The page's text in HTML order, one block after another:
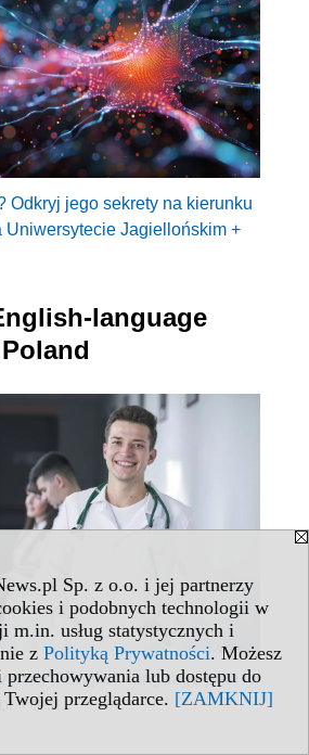
Sp. z o.o. i jej partnerzy
i podobnych technologii w
m.in. usług statystycznych i
z Polityką Prywatności. Możesz
lub dostępu do
przeglądarce. [ZAMKNIJ]
Odkryj jego sekrety na kierunku
Uniwersytecie Jagiellońskim +
language
English-language path to
+ test